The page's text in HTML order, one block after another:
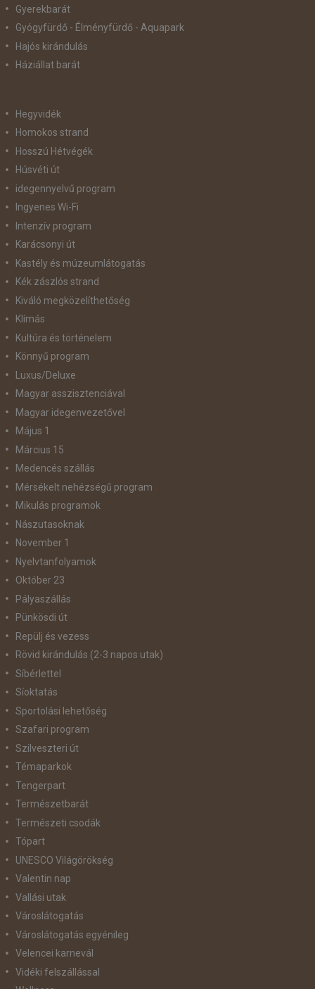
Gyerekbarát
Gyógyfürdő - Élményfürdő - Aquapark
Hajós kirándulás
Háziállat barát
Hegyvidék
Homokos strand
Hosszú Hétvégék
Húsvéti út
idegennyelvű program
Ingyenes Wi-Fi
Intenzív program
Karácsonyi út
Kastély és múzeumlátogatás
Kék zászlós strand
Kiváló megközelíthetőség
Klímás
Kultúra és történelem
Könnyű program
Luxus/Deluxe
Magyar asszisztenciával
Magyar idegenvezetővel
Május 1
Március 15
Medencés szállás
Mérsékelt nehézségű program
Mikulás programok
Nászutasoknak
November 1
Nyelvtanfolyamok
Október 23
Pályaszállás
Pünkösdi út
Repülj és vezess
Rövid kirándulás (2-3 napos utak)
Síbérlettel
Síoktatás
Sportolási lehetőség
Szafari program
Szilveszteri út
Témaparkok
Tengerpart
Természetbarát
Természeti csodák
Tópart
UNESCO Világörökség
Valentin nap
Vallási utak
Városlátogatás
Városlátogatás egyénileg
Velencei karnevál
Vidéki felszállással